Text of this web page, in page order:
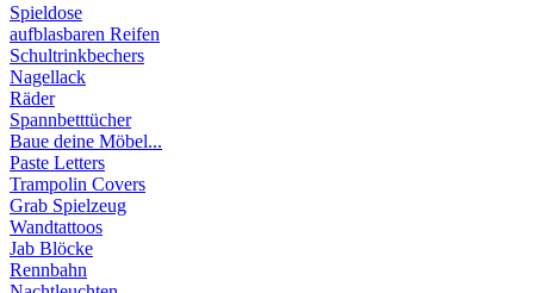
Spieldose
aufblasbaren Reifen
Schultrinkbechers
Nagellack
Räder
Spannbetttücher
Baue deine Möbel...
Paste Letters
Trampolin Covers
Grab Spielzeug
Wandtattoos
Jab Blöcke
Rennbahn